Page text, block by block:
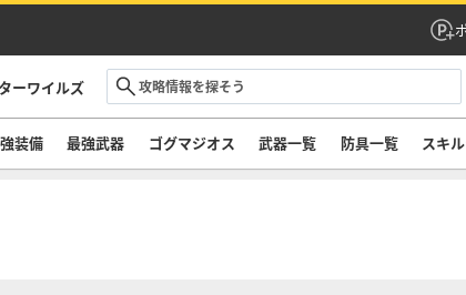
ーワイルズ
装備 最強武器 ゴグマジオス 武器一覧 防具一覧 スキ